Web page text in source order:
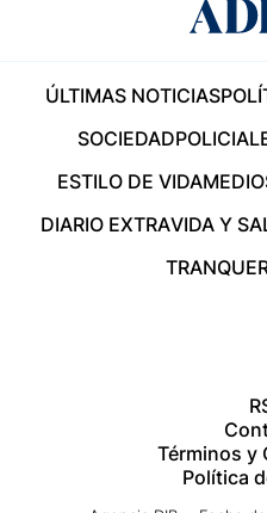
ÚLTIMAS NOTICIAS
SOCIEDAD
ESTILO DE VIDA
DIARIO EXTRAVIDA Y
Términos y
Política